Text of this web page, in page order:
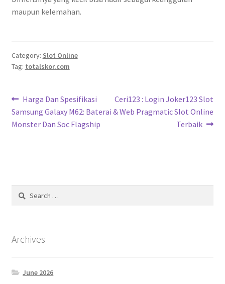
maupun kelemahan.
Category: Slot Online
Tag: totalskor.com
Post
navigation
Previous
post:
Harga Dan Spesifikasi
Samsung Galaxy M62: Baterai
Monster Dan Soc Flagship
Next
post:
Ceri123 : Login Joker123 Slot
& Web Pragmatic Slot Online
Terbaik
Search
Archives
June 2026